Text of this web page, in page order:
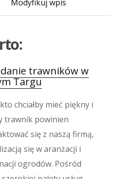
Catering
Prawne
Wesele
Zwierząt
Modyfikuj wpis
trawników w
Targu
chciałby mieć piękny i
trawnik powinien
się z naszą firmą,
się w aranżacji i
ogrodów. Pośród